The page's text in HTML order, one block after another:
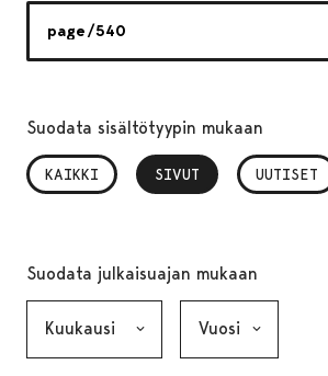
Suodata sisältötyypin mukaan
KAIKKI SIVUT
, VALITTU UUTISET
Suodata julkaisuajan mukaan